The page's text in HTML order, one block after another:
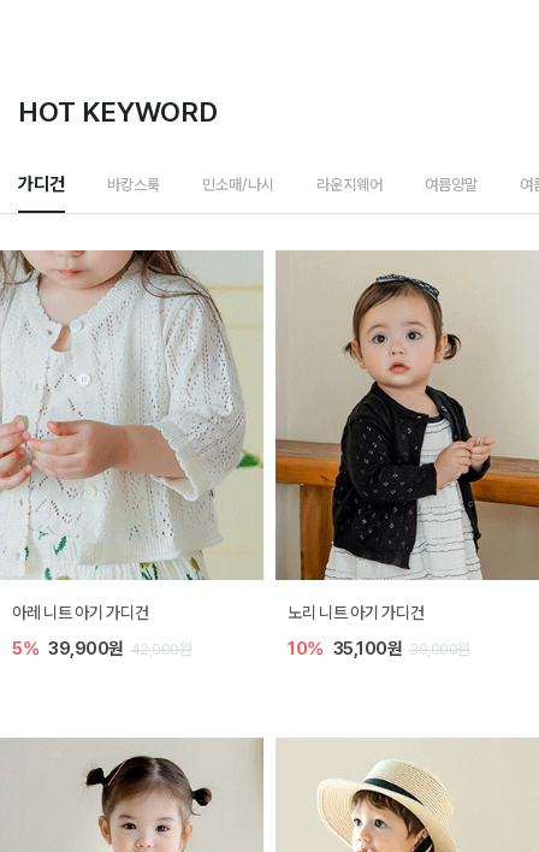
HOT KEYWORD
가디건 바캉스룩 민소매/나시 라운지웨어 여름양말 여
[SIZE ~6Y] 로메이 라운지 셋업
10% 23,400원 26,000원
밀라 아기 원피스
20% 27,200원 34,000원